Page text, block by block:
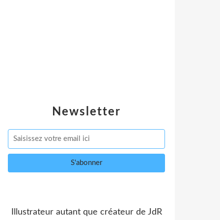
Newsletter
Illustrateur autant que créateur de JdR